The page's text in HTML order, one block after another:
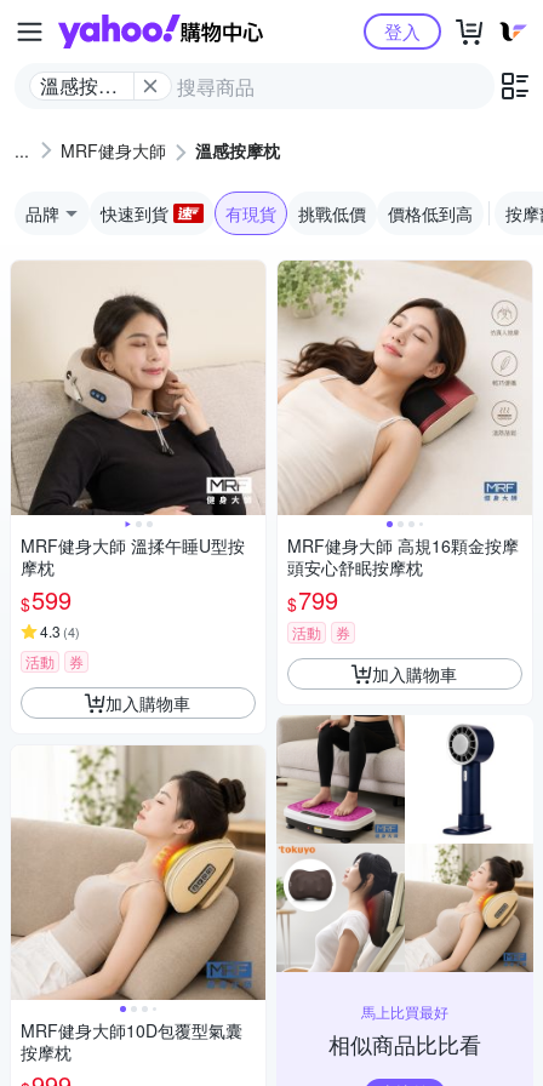
Yahoo購物中心
溫感按摩
登入
MRF健身大師 溫感按摩枕
品牌 快速到貨 有現貨 挑戰低價 價格低到高 按
MRF健身大師 溫揉午睡U型按
摩枕
$599
4.3 (4)
活動 券
加入購物車
MRF健身大師10D包覆型氣囊
按摩枕
MRF健身大師 高規16顆金按摩
頭安心舒眠按摩枕
$799
活動 券
加入購物車
馬上比買最好
相似商品比比看